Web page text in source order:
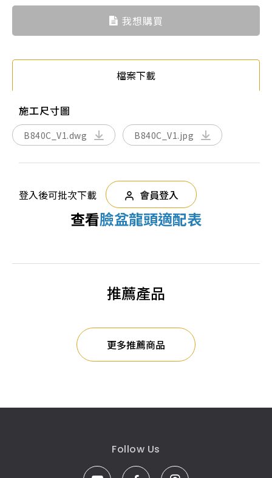
我想購買
檔案下載
施工尺寸圖
B840C_V1.dwg B840C_V1.jpg
登入後可批次下載 會員登入
查看臉盆龍頭適配表
推薦產品
更多推薦商品
Follow Us